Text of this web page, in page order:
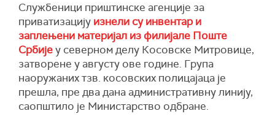
Службеници приштинске агенције за
приватизацију изнели су инвентар и
заплењени материјал из филијале Поште
Србијеу северном делу Косовске Митровице,
затворене у августу ове године. Група
наоружаних тзв. косовских полицајаца је
прешла, пре два дана административну линију,
саопштило је Министарство одбране.